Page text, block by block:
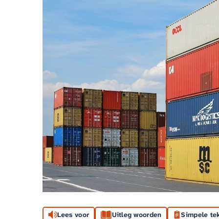
Lees voor Uitleg woorden Simpele